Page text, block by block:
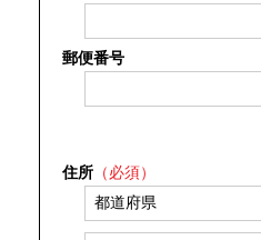
郵便番号
住所 （必須）